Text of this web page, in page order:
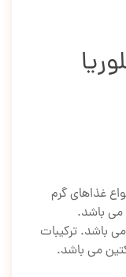
غذاهای گرم
می باشد.
باشد. ترکیبات
می باشد.